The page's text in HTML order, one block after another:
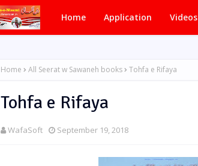
Home Application Videos
Home All Seerat w Sawaneh books Tohfa e Rifaya
Tohfa e Rifaya
WafaSoft September 19, 2018